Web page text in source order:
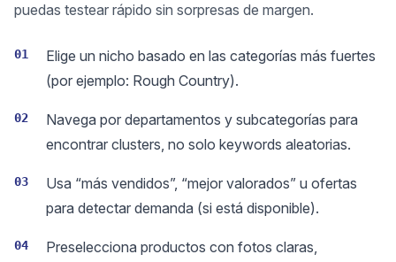
puedas testear rápido sin sorpresas de margen.
01
Elige un nicho basado en las categorías más fuertes
(por ejemplo: Rough Country).
02
Navega por departamentos y subcategorías para
encontrar clusters, no solo keywords aleatorias.
03
Usa “más vendidos”, “mejor valorados” u ofertas
para detectar demanda (si está disponible).
04
Preselecciona productos con fotos claras,